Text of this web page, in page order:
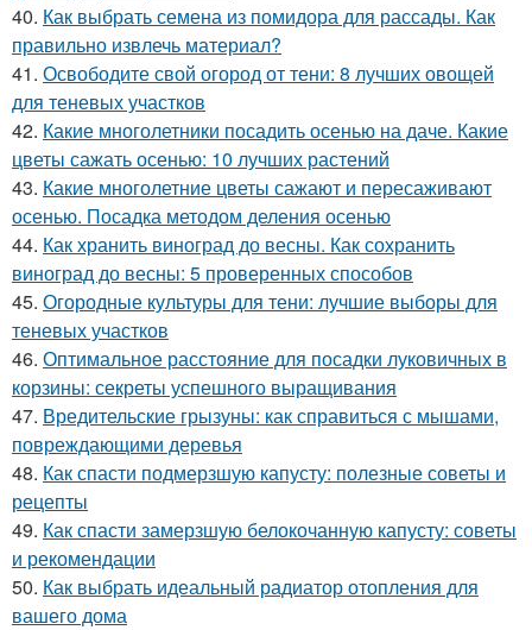
40. Как выбрать семена из помидора для рассады. Как
правильно извлечь материал?
41. Освободите свой огород от тени: 8 лучших овощей
для теневых участков
42. Какие многолетники посадить осенью на даче. Какие
цветы сажать осенью: 10 лучших растений
43. Какие многолетние цветы сажают и пересаживают
осенью. Посадка методом деления осенью
44. Как хранить виноград до весны. Как сохранить
виноград до весны: 5 проверенных способов
45. Огородные культуры для тени: лучшие выборы для
теневых участков
46. Оптимальное расстояние для посадки луковичных в
корзины: секреты успешного выращивания
47. Вредительские грызуны: как справиться с мышами,
повреждающими деревья
48. Как спасти подмерзшую капусту: полезные советы и
рецепты
49. Как спасти замерзшую белокочанную капусту: советы
и рекомендации
50. Как выбрать идеальный радиатор отопления для
вашего дома